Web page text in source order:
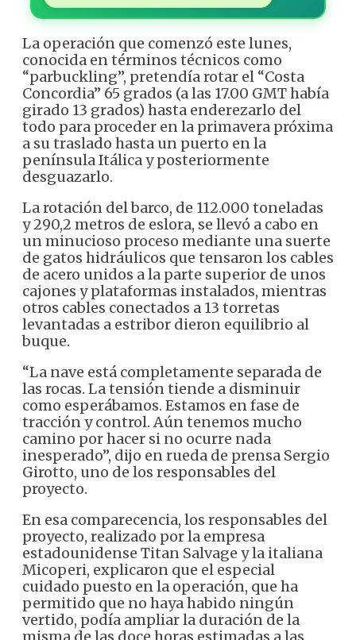
La operación que comenzó este lunes,
conocida en términos técnicos como
“parbuckling”, pretendía rotar el “Costa
Concordia” 65 grados (a las 17.00 GMT había
girado 13 grados) hasta enderezarlo del
todo para proceder en la primavera próxima
a su traslado hasta un puerto en la
península Itálica y posteriormente
desguazarlo.
La rotación del barco, de 112.000 toneladas
y 290,2 metros de eslora, se llevó a cabo en
un minucioso proceso mediante una suerte
de gatos hidráulicos que tensaron los cables
de acero unidos a la parte superior de unos
cajones y plataformas instalados, mientras
otros cables conectados a 13 torretas
levantadas a estribor dieron equilibrio al
buque.
“La nave está completamente separada de
las rocas. La tensión tiende a disminuir
como esperábamos. Estamos en fase de
tracción y control. Aún tenemos mucho
camino por hacer si no ocurre nada
inesperado”, dijo en rueda de prensa Sergio
Girotto, uno de los responsables del
proyecto.
En esa comparecencia, los responsables del
proyecto, realizado por la empresa
estadounidense Titan Salvage y la italiana
Micoperi, explicaron que el especial
cuidado puesto en la operación, que ha
permitido que no haya habido ningún
vertido, podía ampliar la duración de la
misma de las doce horas estimadas a las